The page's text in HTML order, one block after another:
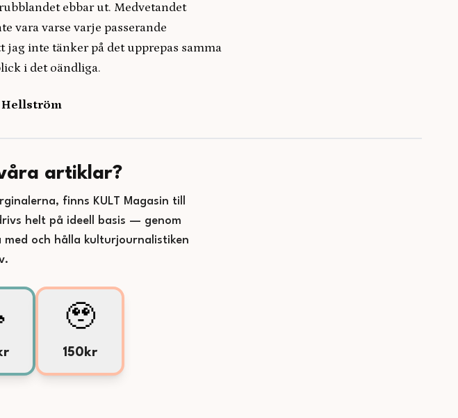
ebbar ut. Medvetandet
vara varse varje passerande
inte tänker på det upprepas samma
i det oändliga.
Hellström
artiklar?
finns KULT Magasin till
helt på ideell basis — genom
och hålla kulturjournalistiken
🥹
150kr